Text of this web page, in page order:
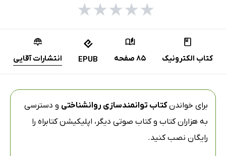
★
★
★
★
★
کتاب الکترونیک 85 صفحه EPUB انتشارات آقایی
برای خواندنکتاب توانمندسازی روانشناختی و دسترسی
به هزاران کتاب و کتاب صوتی دیگر، اپلیکیشن کتابراه را
رایگان نصب کنید.